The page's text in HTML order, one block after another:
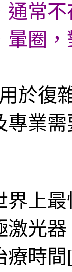
通常
暈圈
於復
專業
界上
激光
療時